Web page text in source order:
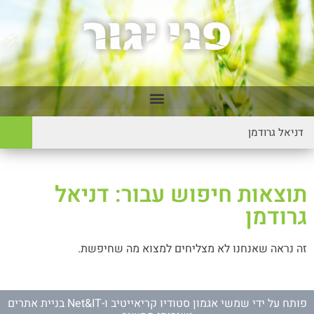
תוצאות חיפוש עבור: דניאל
גרודמן
זה נראה שאנחנו לא מצליחים למצוא מה שחיפשת.
פותח על ידי שמשי אגמון סטודיו קריאייטיב ו- Net&IT בניית אתרים